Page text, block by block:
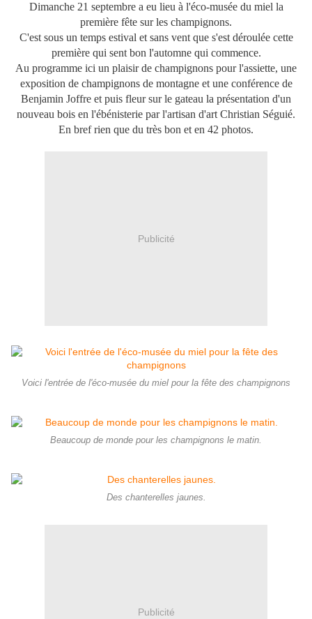
Dimanche 21 septembre a eu lieu à l'éco-musée du miel la
première fête sur les champignons.
C'est sous un temps estival et sans vent que s'est déroulée cette
première qui sent bon l'automne qui commence.
Au programme ici un plaisir de champignons pour l'assiette, une
exposition de champignons de montagne et une conférence de
Benjamin Joffre et puis fleur sur le gateau la présentation d'un
nouveau bois en l'ébénisterie par l'artisan d'art Christian Séguié.
En bref rien que du très bon et en 42 photos.
Publicité
Voici l'entrée de l'éco-musée du miel pour la fête des champignons
Beaucoup de monde pour les champignons le matin.
Des chanterelles jaunes.
Publicité